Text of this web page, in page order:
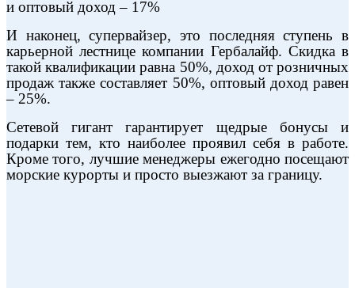
и оптовый доход – 17%
И наконец, супервайзер, это последняя ступень в
карьерной лестнице компании Гербалайф. Скидка в
такой квалификации равна 50%, доход от розничных
продаж также составляет 50%, оптовый доход равен
– 25%.
Сетевой гигант гарантирует щедрые бонусы и
подарки тем, кто наиболее проявил себя в работе.
Кроме того, лучшие менеджеры ежегодно посещают
морские курорты и просто выезжают за границу.